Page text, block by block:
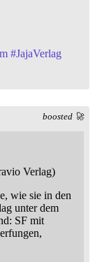
#JajaVerlag
boosted 🚀
Verlag)
wie sie in den
unter dem
SF mit